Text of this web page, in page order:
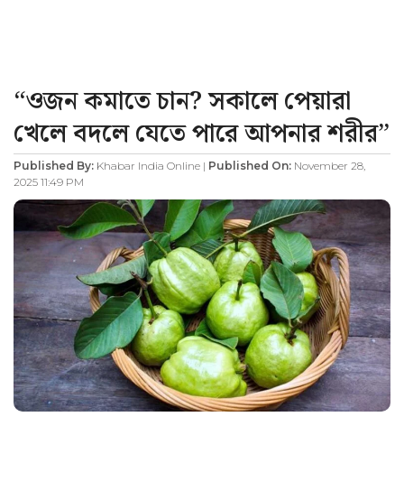
“ওজন কমাতে চান? সকালে পেয়ারা
খেলে বদলে যেতে পারে আপনার শরীর”
Published By: Khabar India Online | Published On: November 28,
2025 11:49 PM